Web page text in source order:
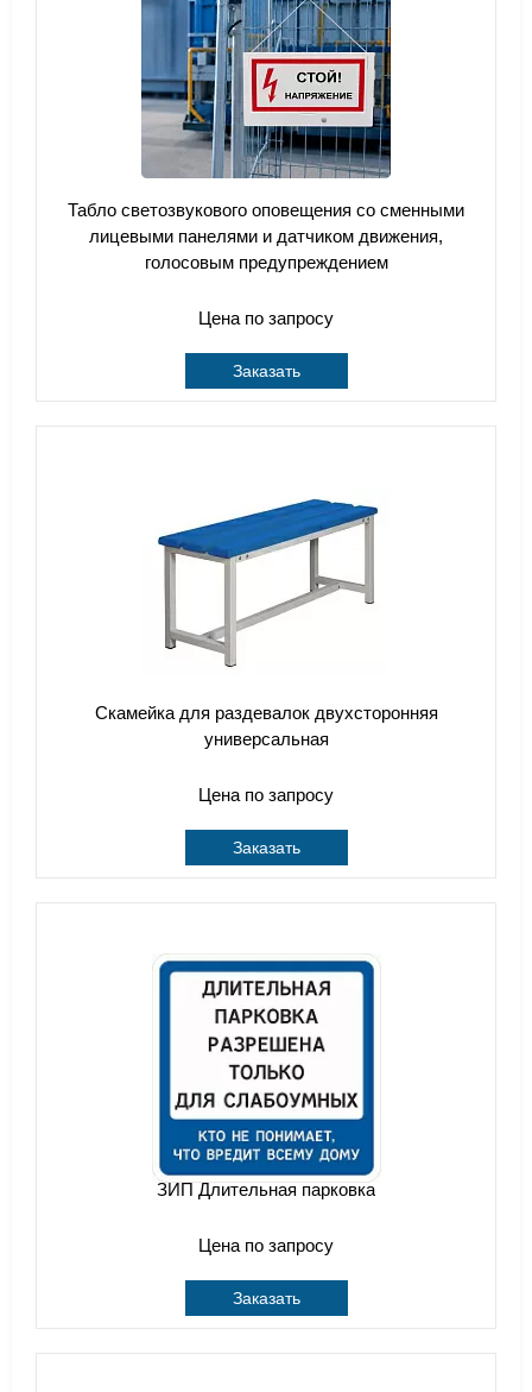
Табло светозвукового оповещения со сменными
лицевыми панелями и датчиком движения,
голосовым предупреждением
Цена по запросу
Заказать
Скамейка для раздевалок двухсторонняя
универсальная
Цена по запросу
Заказать
ЗИП Длительная парковка
Цена по запросу
Заказать